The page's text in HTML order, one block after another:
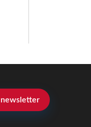
newsletter